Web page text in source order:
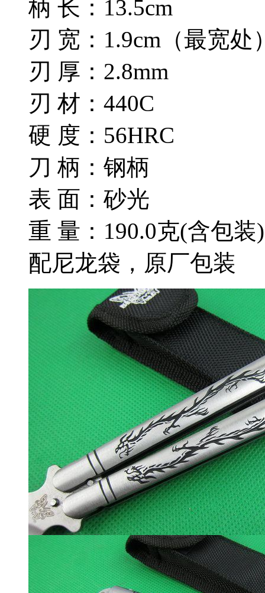
柄 长：13.5cm
刃 宽：1.9cm（最宽处
刃 厚：2.8mm
刃 材：440C
硬 度：56HRC
刀 柄：钢柄
表 面：砂光
重 量：190.0克(含包装)
配尼龙袋，原厂包装